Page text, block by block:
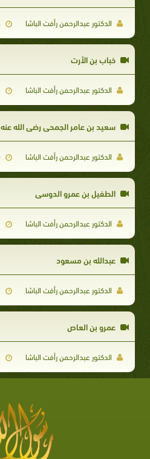
الدكتور عبدالرحمن رأفت الباشا
خباب بن الأرت
الدكتور عبدالرحمن رأفت الباشا
سعيد بن عامر الجمحي رضي الله عنه
الدكتور عبدالرحمن رأفت الباشا
الطفيل بن عمرو الدوسي
الدكتور عبدالرحمن رأفت الباشا
عبدالله بن مسعود
الدكتور عبدالرحمن رأفت الباشا
عمرو بن العاص
الدكتور عبدالرحمن رأفت الباشا